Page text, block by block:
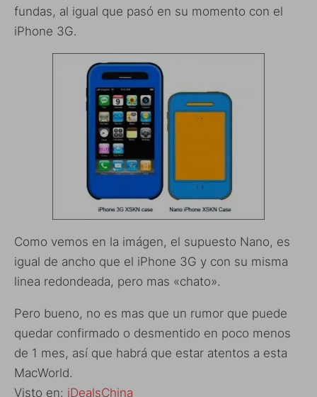
fundas, al igual que pasó en su momento con el
iPhone 3G.
Como vemos en la imágen, el supuesto Nano, es
igual de ancho que el iPhone 3G y con su misma
linea redondeada, pero mas «chato».
Pero bueno, no es mas que un rumor que puede
quedar confirmado o desmentido en poco menos
de 1 mes, así que habrá que estar atentos a esta
MacWorld.
Visto en: iDealsChina